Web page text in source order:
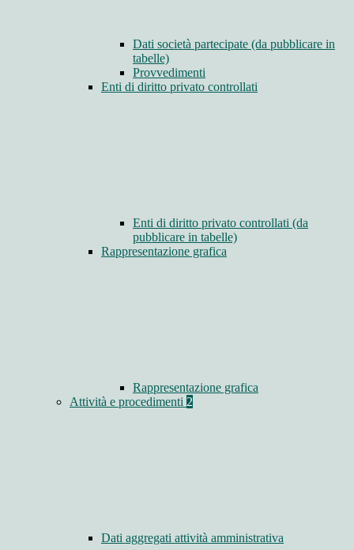
Dati società partecipate (da pubblicare in
tabelle)
Provvedimenti
Enti di diritto privato controllati
Enti di diritto privato controllati (da
pubblicare in tabelle)
Rappresentazione grafica
Rappresentazione grafica
Attività e procedimenti 2
Dati aggregati attività amministrativa